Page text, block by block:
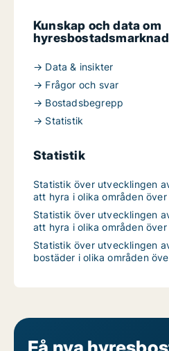
Kunskap och data om
→ Data & insikter
→ Frågor och svar
→ Bostadsbegrepp
→ Statistik
Statistik
Statistik över utvecklingen
att hyra i olika områden över
Statistik över utvecklingen
att hyra i olika områden över
Statistik över utvecklingen
bostäder i olika områden